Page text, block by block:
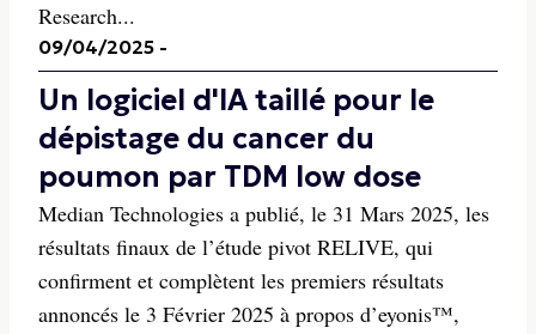
Research...
09/04/2025 -
Un logiciel d'IA taillé pour le
dépistage du cancer du
poumon par TDM low dose
Median Technologies a publié, le 31 Mars 2025, les
résultats finaux de l’étude pivot RELIVE, qui
confirment et complètent les premiers résultats
annoncés le 3 Février 2025 à propos d’eyonis™,